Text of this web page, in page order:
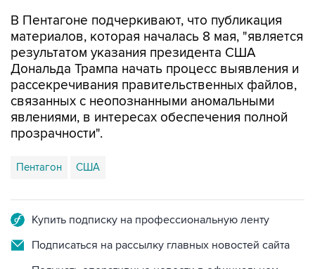
В Пентагоне подчеркивают, что публикация
материалов, которая началась 8 мая, "является
результатом указания президента США
Дональда Трампа начать процесс выявления и
рассекречивания правительственных файлов,
связанных с неопознанными аномальными
явлениями, в интересах обеспечения полной
прозрачности".
Пентагон США
Купить подписку на профессиональную ленту
Подписаться на рассылку главных новостей сайта